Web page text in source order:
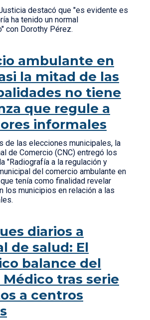
destacó que "es evidente es
ha tenido un normal
con Dorothy Pérez.
ambulante en
la mitad de las
no tiene
que regule a
informales
de las elecciones municipales, la
de Comercio (CNC) entregó los
"Radiografía a la regulación y
del comercio ambulante en
tenía como finalidad revelar
los municipios en relación a las
diarios a
de salud: El
balance del
Médico tras serie
a centros